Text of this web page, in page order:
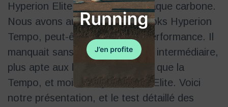
Hyperion Elite 3, le modèle à plaque carbone.
Nous avons aussi testé les Brooks Hyperion
Tempo, peut-être plus typées performance. Il
manquait sans doute un modèle intermédiaire,
plus apte aux longues distances que la
Tempo, et moins exigeant que l'Elite. Voici
notre présentation, et le test détaillé des